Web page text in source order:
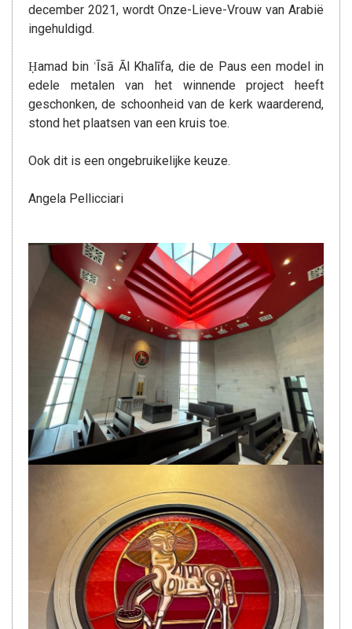
december 2021, wordt Onze-Lieve-Vrouw van Arabië
ingehuldigd.
Ḥamad bin ʿĪsā Āl Khalīfa, die de Paus een model in
edele metalen van het winnende project heeft
geschonken, de schoonheid van de kerk waarderend,
stond het plaatsen van een kruis toe.
Ook dit is een ongebruikelijke keuze.
Angela Pellicciari